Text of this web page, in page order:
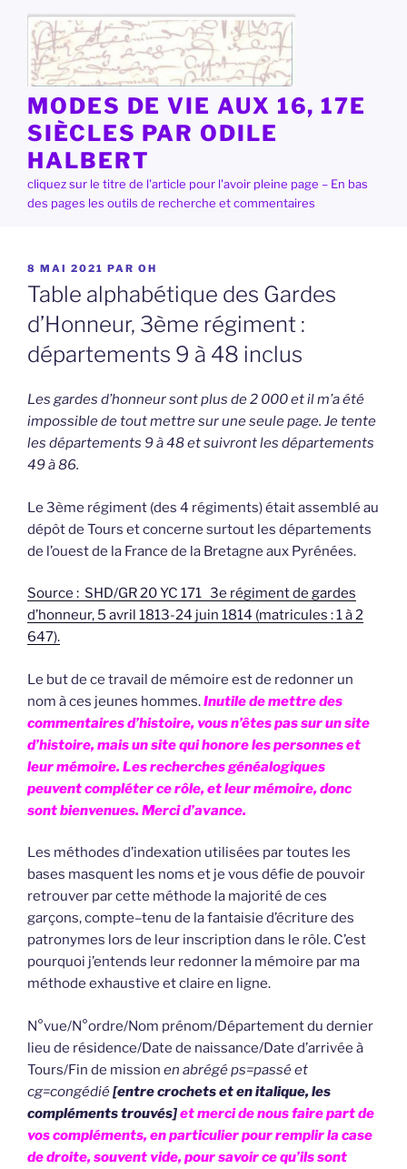
contenu
principal
MODES DE VIE AUX 16, 17E
SIÈCLES PAR ODILE
HALBERT
cliquez sur le titre de l'article pour l'avoir pleine page – En bas
des pages les outils de recherche et commentaires
PUBLIÉ
LE
8 MAI 2021 PAR OH
Table alphabétique des Gardes
d’Honneur, 3ème régiment :
départements 9 à 48 inclus
Les gardes d’honneur sont plus de 2 000 et il m’a été
impossible de tout mettre sur une seule page. Je tente
les départements 9 à 48 et suivront les départements
49 à 86.
Le 3ème régiment (des 4 régiments) était assemblé au
dépôt de Tours et concerne surtout les départements
de l’ouest de la France de la Bretagne aux Pyrénées.
Source : SHD/GR 20 YC 171 3e régiment de gardes
d’honneur, 5 avril 1813-24 juin 1814 (matricules : 1 à 2
647).
Le but de ce travail de mémoire est de redonner un
nom à ces jeunes hommes.Inutile de mettre des
commentaires d’histoire, vous n’êtes pas sur un site
d’histoire, mais un site qui honore les personnes et
leur mémoire. Les recherches généalogiques
peuvent compléter ce rôle, et leur mémoire, donc
sont bienvenues. Merci d’avance.
Les méthodes d’indexation utilisées par toutes les
bases masquent les noms et je vous défie de pouvoir
retrouver par cette méthode la majorité de ces
garçons, compte–tenu de la fantaisie d’écriture des
patronymes lors de leur inscription dans le rôle. C’est
pourquoi j’entends leur redonner la mémoire par ma
méthode exhaustive et claire en ligne.
N°vue/N°ordre/Nom prénom/Département du dernier
lieu de résidence/Date de naissance/Date d’arrivée à
Tours/Fin de mission en abrégé ps=passé et
cg=congédié[entre crochets et en italique, les
compléments trouvés]et merci de nous faire part de
vos compléments, en particulier pour remplir la case
de droite, souvent vide, pour savoir ce qu’ils sont